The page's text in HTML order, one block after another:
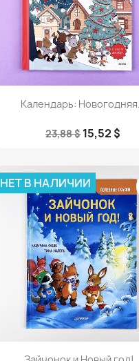
Просмотр
Календарь:
23,88 $ 15,52 $
Просмотр
НЕТ В НАЛИЧИИ